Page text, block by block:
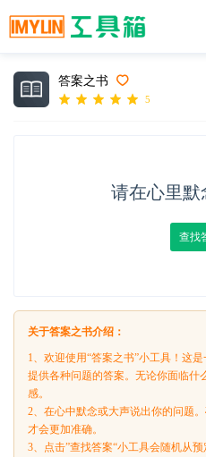
答案之书
5
请在心里默
查找
关于答案之书介绍：
1、欢迎使用“答案之书”小工具！这
提供各种问题的答案。无论你面临什
感。
2、在心中默念或大声说出你的问题
才会更加准确。
3、点击”查找答案“小工具会随机从